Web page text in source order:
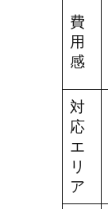
費
用
感
対
応
エ
リ
ア